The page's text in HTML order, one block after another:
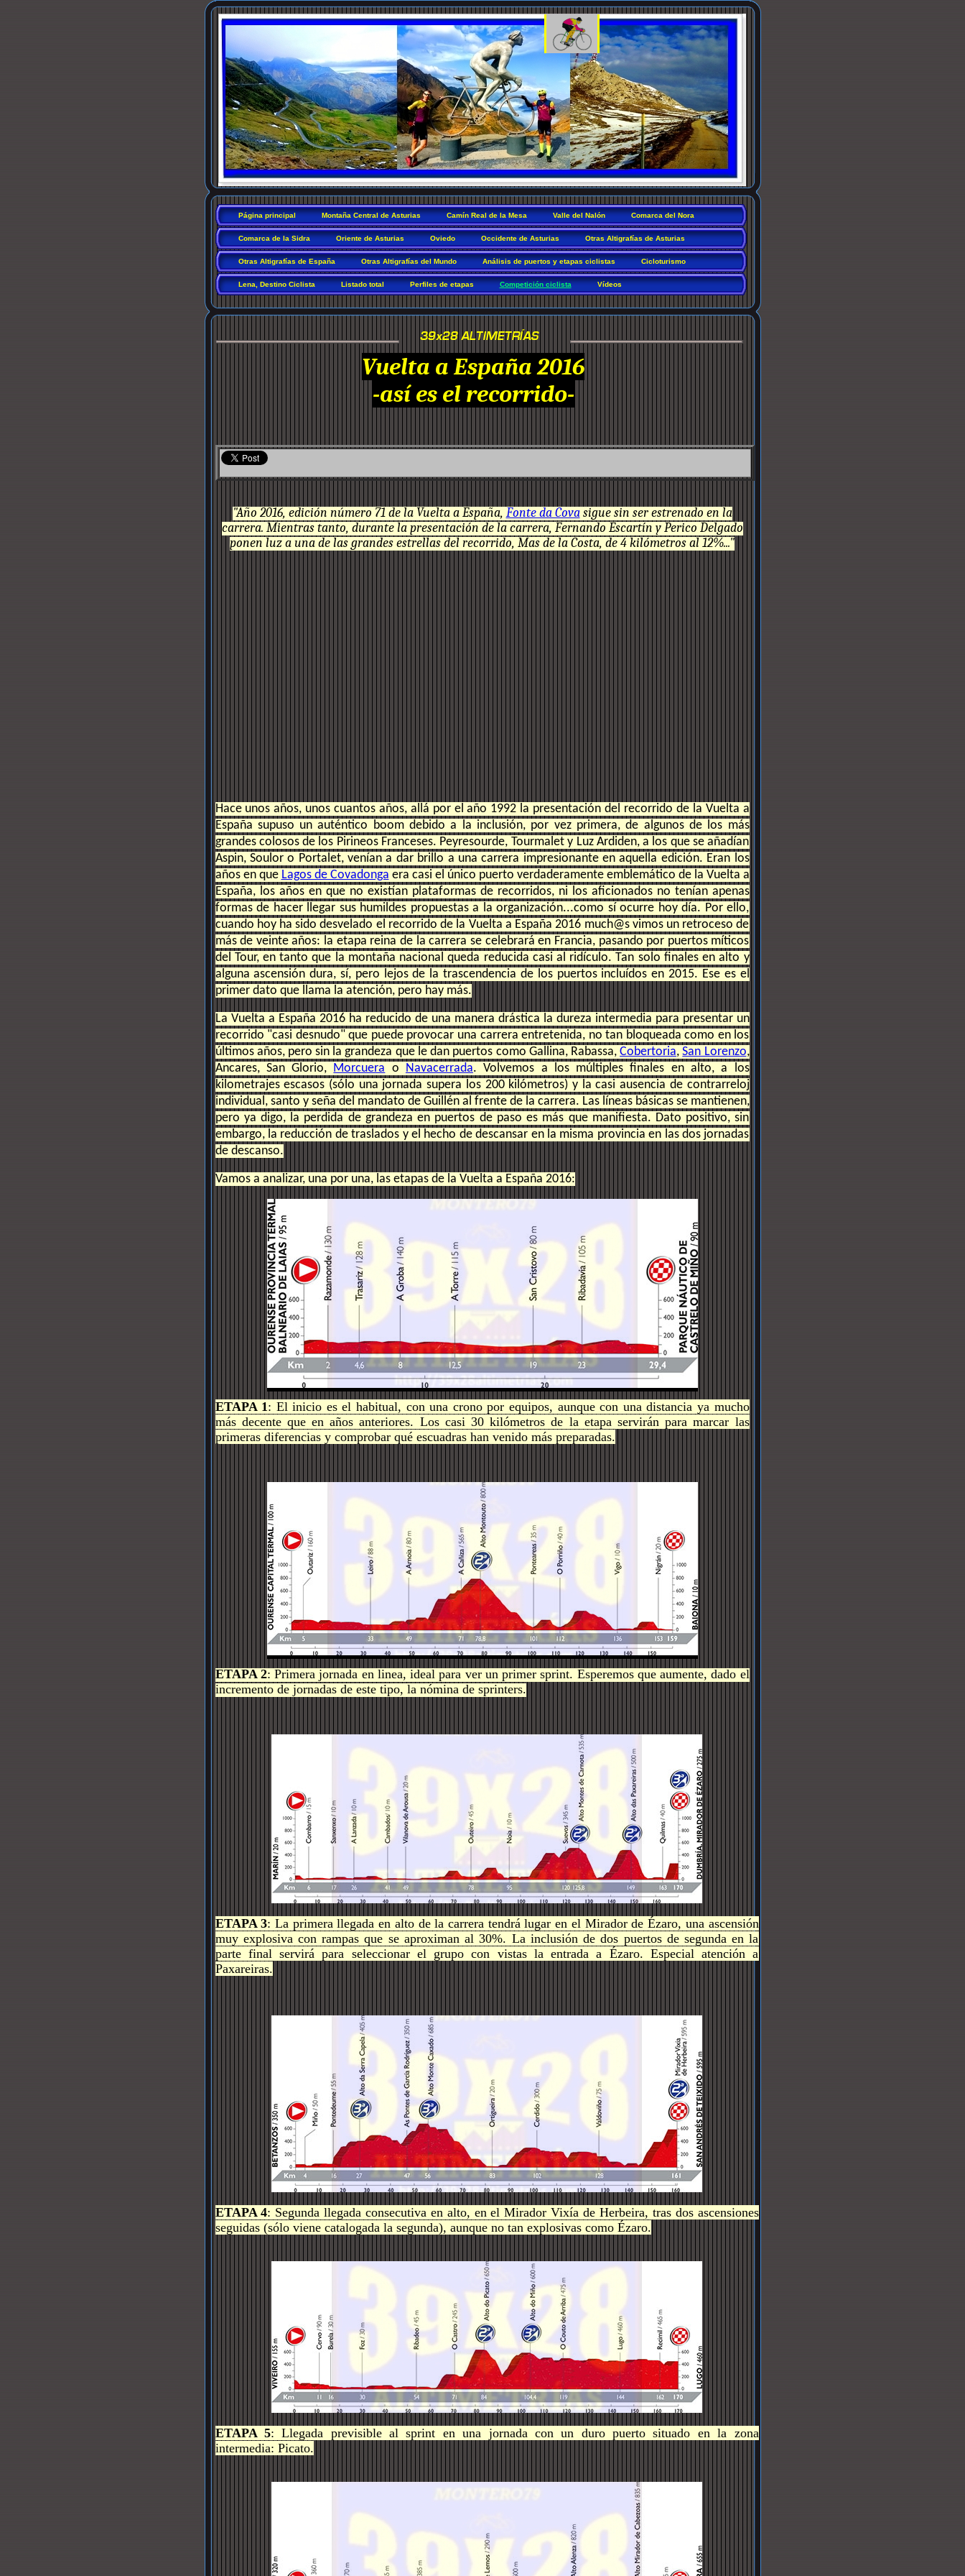
Página principal Montaña Central de Asturias Camín Real de la Mesa Valle del Nalón Comarca del Nora
Comarca de la Sidra Oriente de Asturias Oviedo Occidente de Asturias Otras Altigrafías de Asturias
Otras Altigrafías de España Otras Altigrafías del Mundo Análisis de puertos y etapas ciclistas Cicloturismo
Lena, Destino Ciclista Listado total Perfiles de etapas Competición ciclista Vídeos
Vuelta a España 2016
-así es el recorrido-
"Año 2016, edición número 71 de la Vuelta a España, Fonte da Covasigue sin ser estrenado en la
carrera. Mientras tanto, durante la presentación de la carrera, Fernando Escartín y Perico Delgado
ponen luz a una de las grandes estrellas del recorrido, Mas de la Costa, de 4 kilómetros al 12%..."
Hace unos años, unos cuantos años, allá por el año 1992 la presentación del recorrido de la Vuelta a
España supuso un auténtico boom debido a la inclusión, por vez primera, de algunos de los más
grandes colosos de los Pirineos Franceses. Peyresourde, Tourmalet y Luz Ardiden, a los que se añadían
Aspin, Soulor o Portalet, venían a dar brillo a una carrera impresionante en aquella edición. Eran los
años en que Lagos de Covadonga era casi el único puerto verdaderamente emblemático de la Vuelta a
España, los años en que no existían plataformas de recorridos, ni los aficionados no tenían apenas
formas de hacer llegar sus humildes propuestas a la organización...como sí ocurre hoy día. Por ello,
cuando hoy ha sido desvelado el recorrido de la Vuelta a España 2016 much@s vimos un retroceso de
más de veinte años: la etapa reina de la carrera se celebrará en Francia, pasando por puertos míticos
del Tour, en tanto que la montaña nacional queda reducida casi al ridículo. Tan solo finales en alto y
alguna ascensión dura, sí, pero lejos de la trascendencia de los puertos incluídos en 2015. Ese es el
primer dato que llama la atención, pero hay más.
La Vuelta a España 2016 ha reducido de una manera drástica la dureza intermedia para presentar un
recorrido "casi desnudo" que puede provocar una carrera entretenida, no tan bloqueada como en los
últimos años, pero sin la grandeza que le dan puertos como Gallina, Rabassa,Cobertoria,San Lorenzo,
Ancares, San Glorio, Morcuera o Navacerrada. Volvemos a los múltiples finales en alto, a los
kilometrajes escasos (sólo una jornada supera los 200 kilómetros) y la casi ausencia de contrarreloj
individual, santo y seña del mandato de Guillén al frente de la carrera. Las líneas básicas se mantienen,
pero ya digo, la perdida de grandeza en puertos de paso es más que manifiesta. Dato positivo, sin
embargo, la reducción de traslados y el hecho de descansar en la misma provincia en las dos jornadas
de descanso.
Vamos a analizar, una por una, las etapas de la Vuelta a España 2016:
ETAPA 1: El inicio es el habitual, con una crono por equipos, aunque con una distancia ya mucho
más decente que en años anteriores. Los casi 30 kilómetros de la etapa servirán para marcar las
primeras diferencias y comprobar qué escuadras han venido más preparadas.
ETAPA 2: Primera jornada en linea, ideal para ver un primer sprint. Esperemos que aumente, dado el
incremento de jornadas de este tipo, la nómina de sprinters.
ETAPA 3: La primera llegada en alto de la carrera tendrá lugar en el Mirador de Ézaro, una ascensión
muy explosiva con rampas que se aproximan al 30%. La inclusión de dos puertos de segunda en la
parte final servirá para seleccionar el grupo con vistas la entrada a Ézaro. Especial atención a
Paxareiras.
ETAPA 4: Segunda llegada consecutiva en alto, en el Mirador Vixía de Herbeira, tras dos ascensiones
seguidas (sólo viene catalogada la segunda), aunque no tan explosivas como Ézaro.
ETAPA 5: Llegada previsible al sprint en una jornada con un duro puerto situado en la zona
intermedia: Picato.